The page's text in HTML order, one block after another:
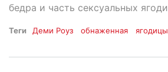
бедра и часть сексуальных
Теги Деми Роуз обнаженная ягодицы